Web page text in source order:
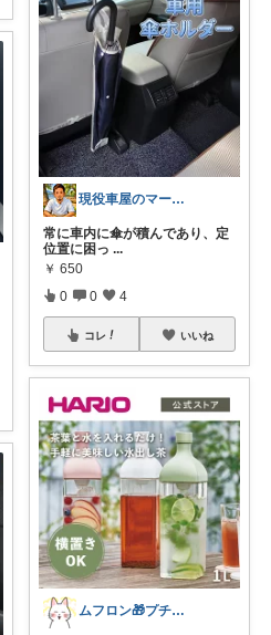
現役車屋のマーシーパパ⭐️好きなもの館
常に車内に傘が積んであり、定
位置に困っ ...
￥ 650
0 0 4
コレ いいね
ムフロン🎁プチプラ・セール・マンガ好き